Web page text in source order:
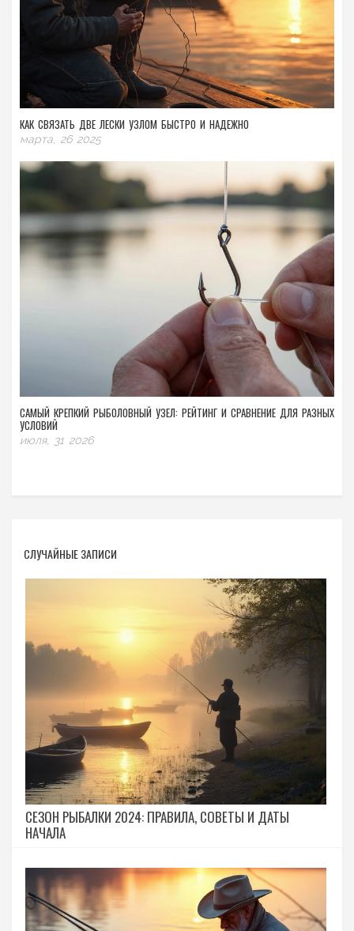
КАК СВЯЗАТЬ ДВЕ ЛЕСКИ УЗЛОМ БЫСТРО И НАДЕЖНО
марта, 26 2025
САМЫЙ КРЕПКИЙ РЫБОЛОВНЫЙ УЗЕЛ: РЕЙТИНГ И СРАВНЕНИЕ ДЛЯ РАЗНЫХ
УСЛОВИЙ
июля, 31 2026
СЛУЧАЙНЫЕ ЗАПИСИ
СЕЗОН РЫБАЛКИ 2024: ПРАВИЛА, СОВЕТЫ И ДАТЫ
НАЧАЛА